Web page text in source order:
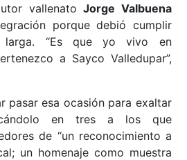
vallenatoJorge Valbuena
porque debió cumplir
larga. “Es que yo vivo en
a Sayco Valledupar”,
pasar esa ocasión para exaltar
en tres a los que
de “un reconocimiento a
un homenaje como muestra